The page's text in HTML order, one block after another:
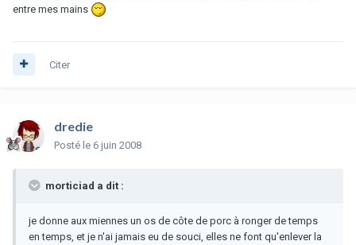
entre mes mains
Citer
dredie
Posté le 6 juin 2008
morticiad a dit :
je donne aux miennes un os de côte de porc à ronger de temps
en temps, et je n'ai jamais eu de souci, elles ne font qu'enlever la